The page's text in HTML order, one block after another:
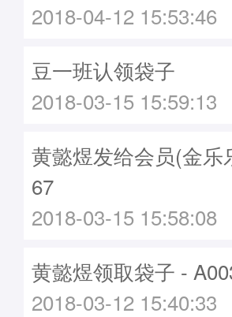
2018-04-12 15:53:46
豆一班认领袋子
2018-03-15 15:59:13
黄懿煜发给会员(金
67
2018-03-15 15:58:08
黄懿煜领取袋子 -
2018-03-12 15:40:33